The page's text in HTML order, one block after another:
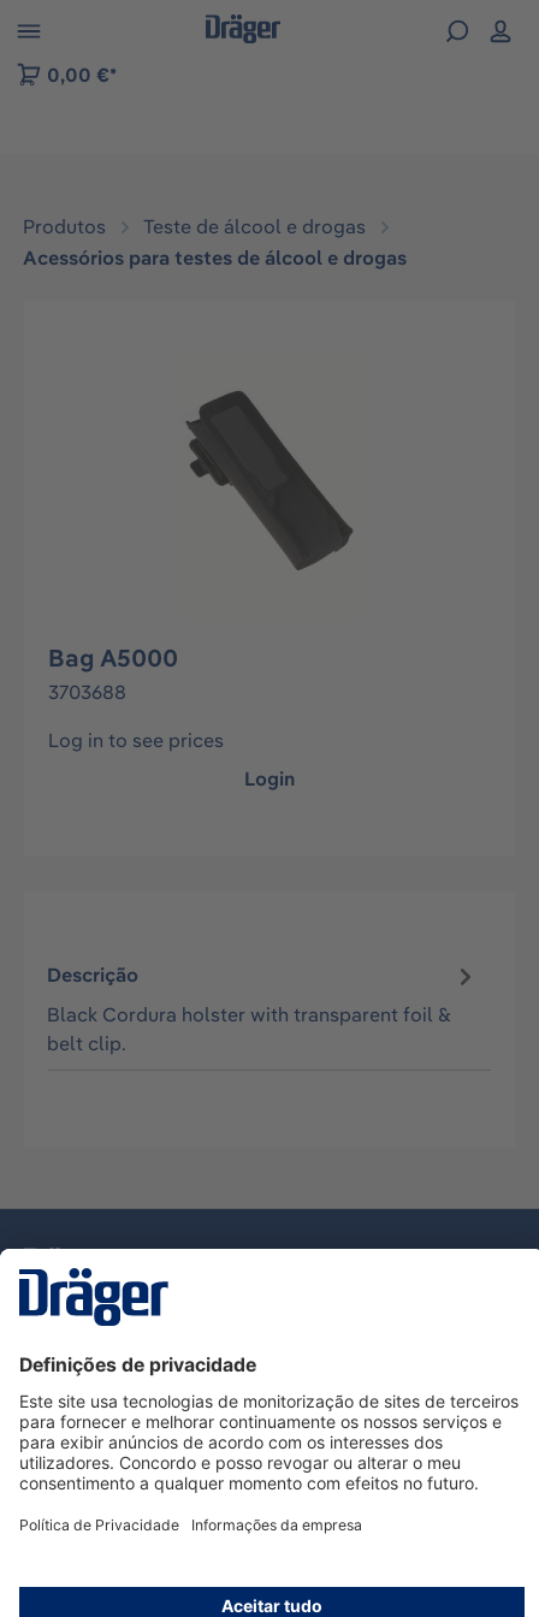
to B2B platform navigation
0,00 €*
Produtos
Teste de álcool e drogas
Acessórios para testes de álcool e drogas
Bag A5000
3703688
Log in to see prices
Login
Descrição
Black Cordura holster with transparent foil &
belt clip.
Serviço de Apoio ao Cliente Dräger
Utilização da loja
Informações
© Dräger Portugal, Lda, 2024